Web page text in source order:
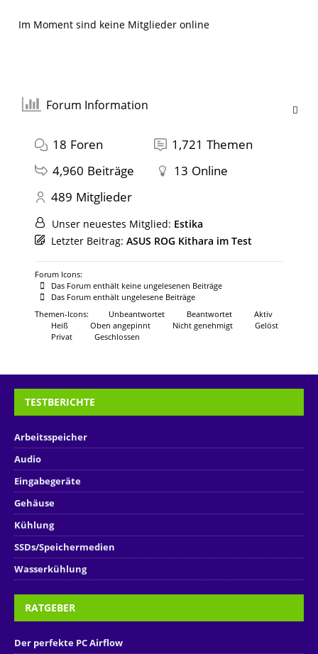
Im Moment sind keine Mitglieder online
Forum Information
18 Foren 1,721 Themen
4,960 Beiträge 13 Online
489 Mitglieder
Unser neuestes Mitglied: Estika
Letzter Beitrag: ASUS ROG Kithara im Test
Forum Icons:
Das Forum enthält keine ungelesenen Beiträge
Das Forum enthält ungelesene Beiträge
Themen-Icons:
Unbeantwortet Beantwortet
Aktiv
Heiß
Oben angepinnt Nicht genehmigt
Gelöst
Privat
Geschlossen
TESTBERICHTE
Arbeitsspeicher
Audio
Eingabegeräte
Gehäuse
Kühlung
SSDs/Speichermedien
Wasserkühlung
RATGEBER
Der perfekte PC Airflow